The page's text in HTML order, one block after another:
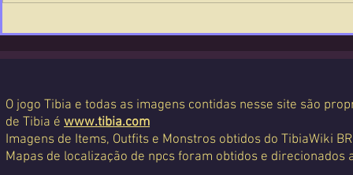
O jogo Tibia e todas as imagens contidas nesse site são
de Tibia é www.tibia.com
Imagens de Items, Outfits e Monstros obtidos do TibiaWiki
Mapas de localização de npcs foram obtidos e direcionados